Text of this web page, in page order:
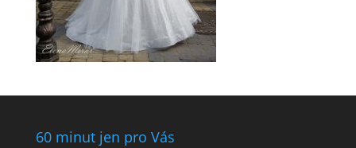
60 minut jen pro Vás